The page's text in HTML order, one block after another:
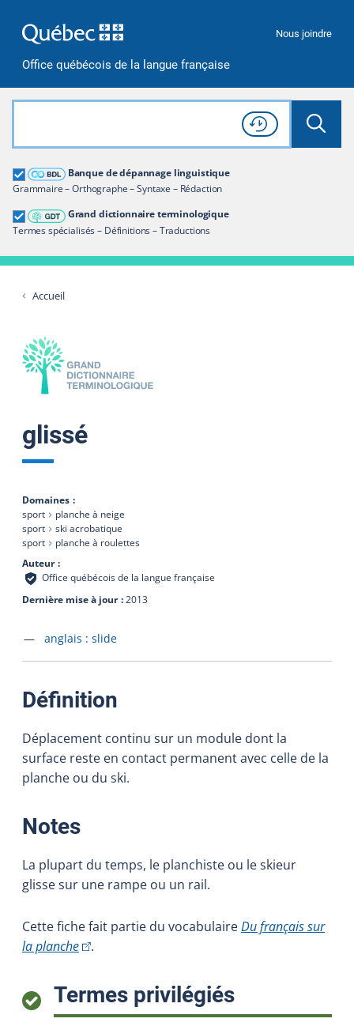
Office québécois de la langue française
Nous joindre
Rechercher dans tout le site
Lancer
Consulter l'
Historique
de recherche
Banque de dépannage linguistique
Grammaire – Orthographe – Syntaxe – Rédaction
Grand dictionnaire terminologique
Termes spécialisés – Définitions – Traductions
Grand dictionnaire terminologique
Restreindre aux termes
Accueil
glissé
Domaines
sport
planche à neige
sport
ski acrobatique
sport
planche à roulettes
Auteur
Office québécois de la langue française
Dernière mise à jour 2013
Accéder à la fiche en
anglais : slide
Définition
Déplacement continu sur un module dont la
surface reste en contact permanent avec celle de la
planche ou du ski.
Notes:
La plupart du temps, le planchiste ou le skieur
glisse sur une rampe ou un rail.
Cette fiche fait partie du vocabulaireDu français sur
la planche(Cet hyperlien externe s'ouvrira dans une
.
Termes privilégiés: